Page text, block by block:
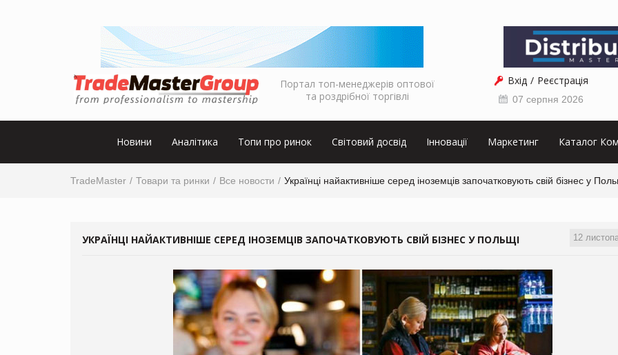
Портал топ-менеджерів оптової
та роздрібної торгівлі
Вхід Реєстрація
07 серпня 2026
Новини Аналітика Топи про ринок Світовий досвід Інновації Маркетинг Каталог
TradeMaster Товари та ринки Все новости Українці найактивніше серед іноземців започатковують свій бізнес у
12
УКРАЇНЦІ НАЙАКТИВНІШЕ СЕРЕД ІНОЗЕМЦІВ ЗАПОЧАТКОВУЮТЬ СВІЙ БІЗНЕС У ПОЛЬЩІ